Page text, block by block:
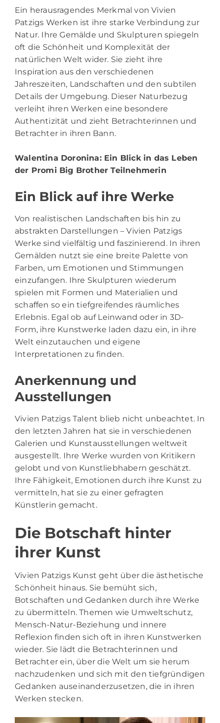
Ein herausragendes Merkmal von Vivien
Patzigs Werken ist ihre starke Verbindung zur
Natur. Ihre Gemälde und Skulpturen spiegeln
oft die Schönheit und Komplexität der
natürlichen Welt wider. Sie zieht ihre
Inspiration aus den verschiedenen
Jahreszeiten, Landschaften und den subtilen
Details der Umgebung. Dieser Naturbezug
verleiht ihren Werken eine besondere
Authentizität und zieht Betrachterinnen und
Betrachter in ihren Bann.
Walentina Doronina: Ein Blick in das Leben
der Promi Big Brother Teilnehmerin
Ein Blick auf ihre Werke
Von realistischen Landschaften bis hin zu
abstrakten Darstellungen – Vivien Patzigs
Werke sind vielfältig und faszinierend. In ihren
Gemälden nutzt sie eine breite Palette von
Farben, um Emotionen und Stimmungen
einzufangen. Ihre Skulpturen wiederum
spielen mit Formen und Materialien und
schaffen so ein tiefgreifendes räumliches
Erlebnis. Egal ob auf Leinwand oder in 3D-
Form, ihre Kunstwerke laden dazu ein, in ihre
Welt einzutauchen und eigene
Interpretationen zu finden.
Anerkennung und
Ausstellungen
Vivien Patzigs Talent blieb nicht unbeachtet. In
den letzten Jahren hat sie in verschiedenen
Galerien und Kunstausstellungen weltweit
ausgestellt. Ihre Werke wurden von Kritikern
gelobt und von Kunstliebhabern geschätzt.
Ihre Fähigkeit, Emotionen durch ihre Kunst zu
vermitteln, hat sie zu einer gefragten
Künstlerin gemacht.
Die Botschaft hinter
ihrer Kunst
Vivien Patzigs Kunst geht über die ästhetische
Schönheit hinaus. Sie bemüht sich,
Botschaften und Gedanken durch ihre Werke
zu übermitteln. Themen wie Umweltschutz,
Mensch-Natur-Beziehung und innere
Reflexion finden sich oft in ihren Kunstwerken
wieder. Sie lädt die Betrachterinnen und
Betrachter ein, über die Welt um sie herum
nachzudenken und sich mit den tiefgründigen
Gedanken auseinanderzusetzen, die in ihren
Werken stecken.